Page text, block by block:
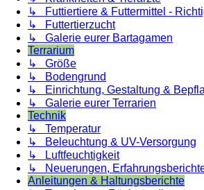
↳ Futtiertiere & Futtermittel -
↳ Futtertierzucht
↳ Galerie eurer Bartagamen
Terrarium
↳ Größe
↳ Bodengrund
↳ Einrichtung, Gestaltung &
↳ Galerie eurer Terrarien
Technik
↳ Temperatur
↳ Beleuchtung & UV-Versorgung
↳ Luftfeuchtigkeit
↳ Neuerungen,
Anleitungen & Haltungsberichte